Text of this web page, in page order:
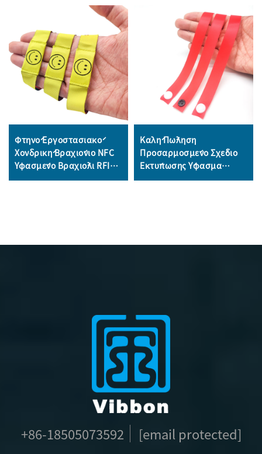
Φτηνό Εργοστασιακό
Χονδρική Βραχιόνιο NFC
Υφασμένο Βραχιόλι RFID
Βραχιόνιο NFC Ετικέτα
Καλή Πώληση
Προσαρμοσμένο Σχέδιο
Εκτύπωσης Ύφασμα
Βραχιόλι Από Μεταξωτή
+86-18505073592 [email protected]